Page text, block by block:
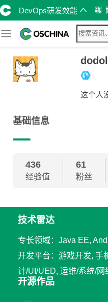
DevOps研发效能
这个人
基础信息
436
经验值
61
粉丝
技术雷达
专长领域：Java EE,
开发平台：游戏开发, 手
计/UI/UED, 运维/系统/网
开源作品